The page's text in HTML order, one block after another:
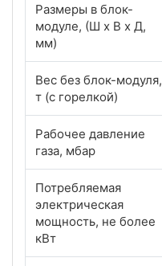
Размеры в блок-
модуле, (Ш х В х Д,
мм)
Вес без блок-модуля,
т (с горелкой)
Рабочее давление
газа, мбар
Потребляемая
электрическая
мощность, не более
кВт